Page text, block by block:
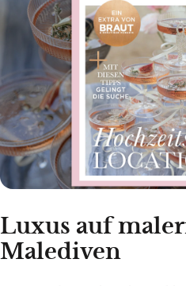
Luxus auf
Malediven